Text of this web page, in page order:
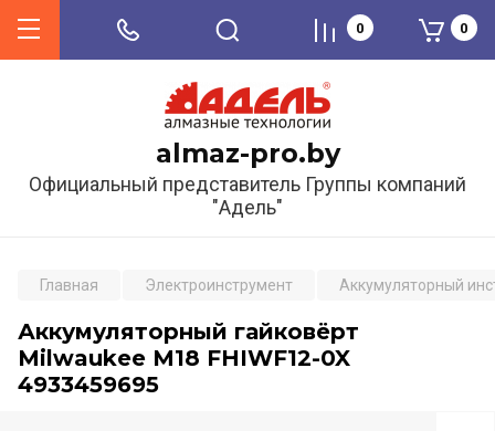
almaz-pro.by
Официальный представитель Группы компаний
"Адель"
0 0
Главная Электроинструмент Аккумуляторный
Аккумуляторный гайковёрт
Milwaukee M18 FHIWF12-0X
4933459695